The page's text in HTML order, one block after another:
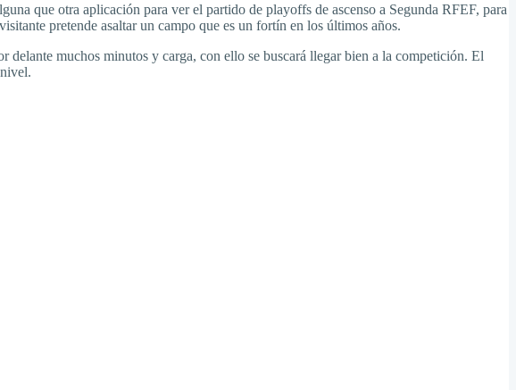
que otra aplicación para ver el partido de playoffs de ascenso a Segunda RFEF, para
pretende asaltar un campo que es un fortín en los últimos años.
delante muchos minutos y carga, con ello se buscará llegar bien a la competición. El